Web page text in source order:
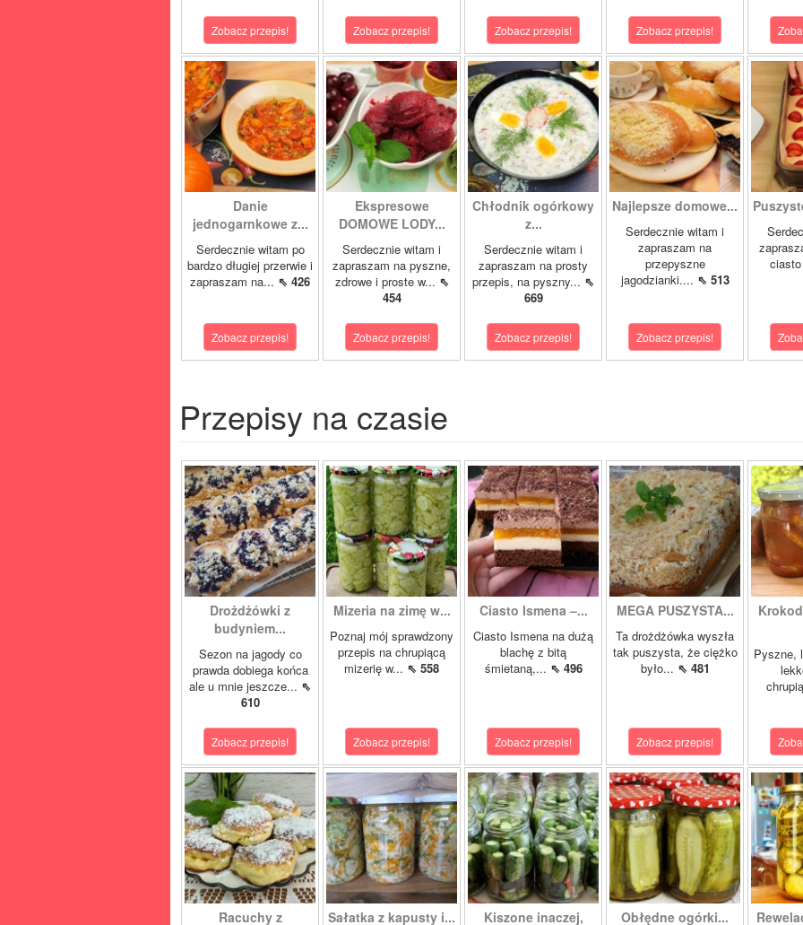
Zobacz przepis! Zobacz przepis! Zobacz przepis! Zobacz przepis!
Danie
jednogarnkowe z...
Serdecznie witam po
bardzo długiej przerwie i
zapraszam na... ⇖ 426
Zobacz przepis!
Ekspresowe
DOMOWE LODY...
Serdecznie witam i
zapraszam na pyszne,
zdrowe i proste w... ⇖
454
Zobacz przepis!
Chłodnik ogórkowy
z...
Serdecznie witam i
zapraszam na prosty
przepis, na pyszny... ⇖
669
Zobacz przepis!
Najlepsze domowe...
Serdecznie witam i
zapraszam na
przepyszne
jagodzianki.... ⇖ 513
Zobacz przepis!
Przepisy na czasie
Drożdżówki z
budyniem...
Sezon na jagody co
prawda dobiega końca
ale u mnie jeszcze... ⇖
610
Zobacz przepis!
Mizeria na zimę w...
Poznaj mój sprawdzony
przepis na chrupiącą
mizerię w... ⇖ 558
Zobacz przepis!
Ciasto Ismena –...
Ciasto Ismena na dużą
blachę z bitą
śmietaną,... ⇖ 496
Zobacz przepis!
MEGA PUSZYSTA...
Ta drożdżówka wyszła
tak puszysta, że ciężko
było... ⇖ 481
Zobacz przepis!
Pyszne,
Racuchy z Sałatka z kapusty i... Kiszone inaczej, Obłędne ogórki...